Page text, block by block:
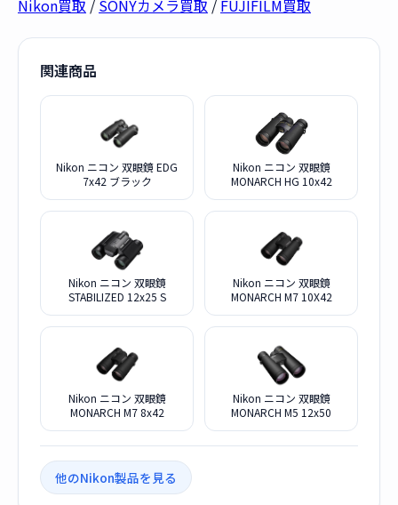
Nikon買取 / SONYカメラ買取 / FUJIFILM買取
関連商品
Nikon ニコン 双眼鏡 EDG
7x42 ブラック
Nikon ニコン 双眼鏡
MONARCH HG 10x42
Nikon ニコン 双眼鏡
STABILIZED 12x25 S
Nikon ニコン 双眼鏡
MONARCH M7 10X42
Nikon ニコン 双眼鏡
MONARCH M7 8x42
Nikon ニコン 双眼鏡
MONARCH M5 12x50
他のNikon製品を見る